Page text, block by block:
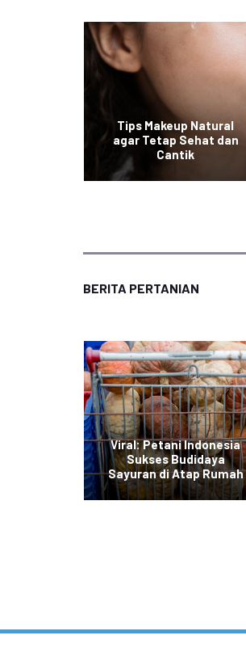
Tips Makeup Natural
agar Tetap Sehat dan
Cantik
BERITA PERTANIAN
Viral: Petani Indonesia
Sukses Budidaya
Sayuran di Atap Rumah